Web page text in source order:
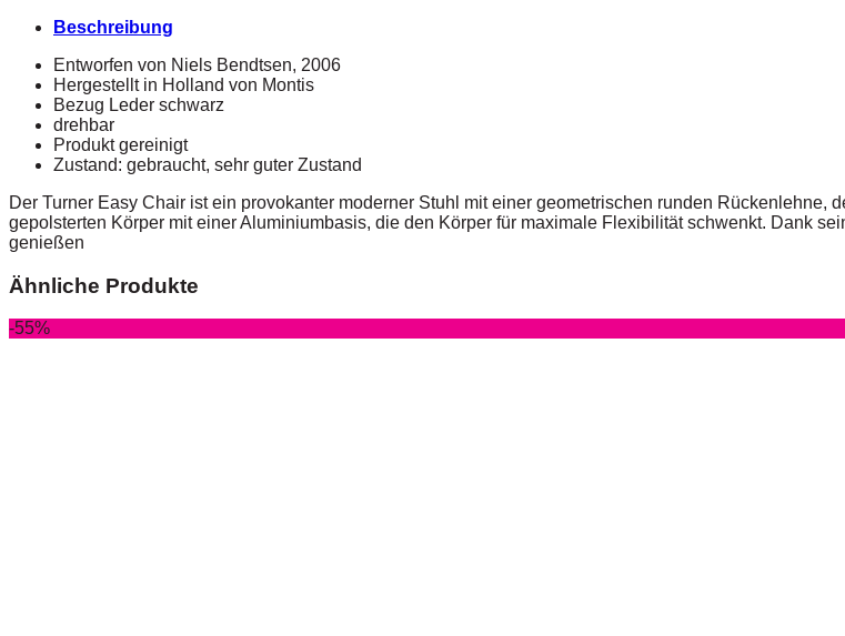
Beschreibung
Entworfen von Niels Bendtsen, 2006
Hergestellt in Holland von Montis
Bezug Leder schwarz
drehbar
Produkt gereinigt
Zustand: gebraucht, sehr guter Zustand
Der Turner Easy Chair ist ein provokanter moderner Stuhl mit einer geometrischen runden
gepolsterten Körper mit einer Aluminiumbasis, die den Körper für maximale Flexibilität schwenkt. Dank
genießen
Ähnliche Produkte
-55%